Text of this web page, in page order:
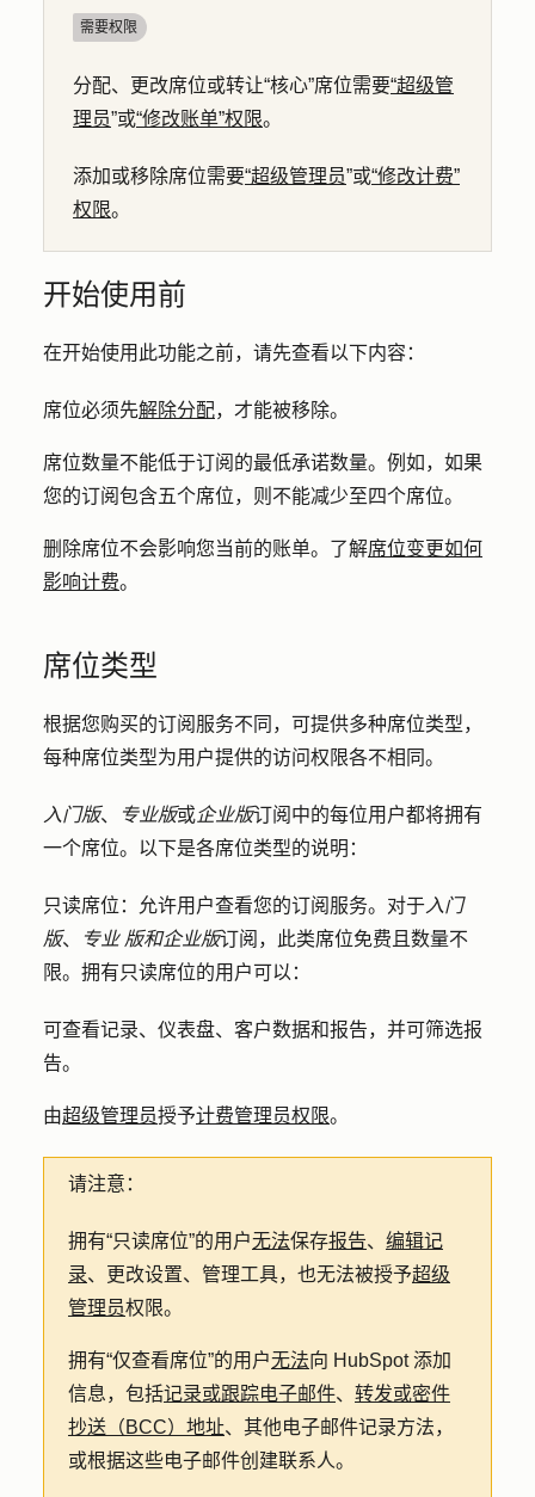
需要权限
分配、更改席位或转让“核心”席位需要“超级管
理员”或“修改账单”权限。
添加或移除席位需要“超级管理员”或“修改计费”
权限。
开始使用前
在开始使用此功能之前，请先查看以下内容：
席位必须先解除分配，才能被移除。
席位数量不能低于订阅的最低承诺数量。例如，如果
您的订阅包含五个席位，则不能减少至四个席位。
删除席位不会影响您当前的账单。了解席位变更如何
影响计费。
席位类型
根据您购买的订阅服务不同，可提供多种席位类型，
每种席位类型为用户提供的访问权限各不相同。
入门版、 专业版或企业版订阅中的每位用户都将拥有
一个席位。以下是各席位类型的说明：
只读席位：允许用户查看您的订阅服务。对于入门
版、 专业 版和企业版订阅，此类席位免费且数量不
限。拥有只读席位的用户可以：
可查看记录、仪表盘、客户数据和报告，并可筛选报
告。
由超级管理员授予计费管理员权限。
请注意：
拥有“只读席位”的用户无法保存报告、 编辑记
录、更改设置、管理工具，也无法被授予超级
管理员权限。
拥有“仅查看席位”的用户无法向 HubSpot 添加
信息，包括记录或跟踪电子邮件、 转发或密件
抄送（BCC）地址、其他电子邮件记录方法，
或根据这些电子邮件创建联系人。